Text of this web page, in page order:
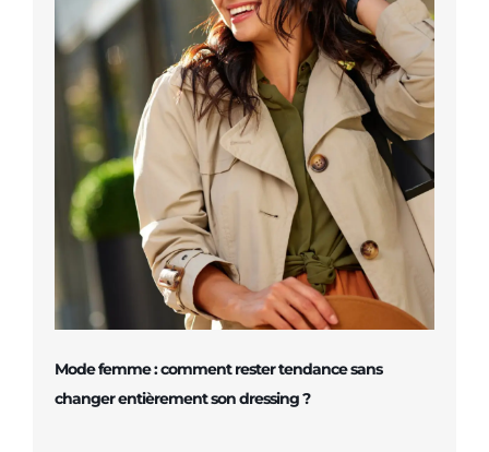
Mode femme : comment rester tendance sans
changer entièrement son dressing ?